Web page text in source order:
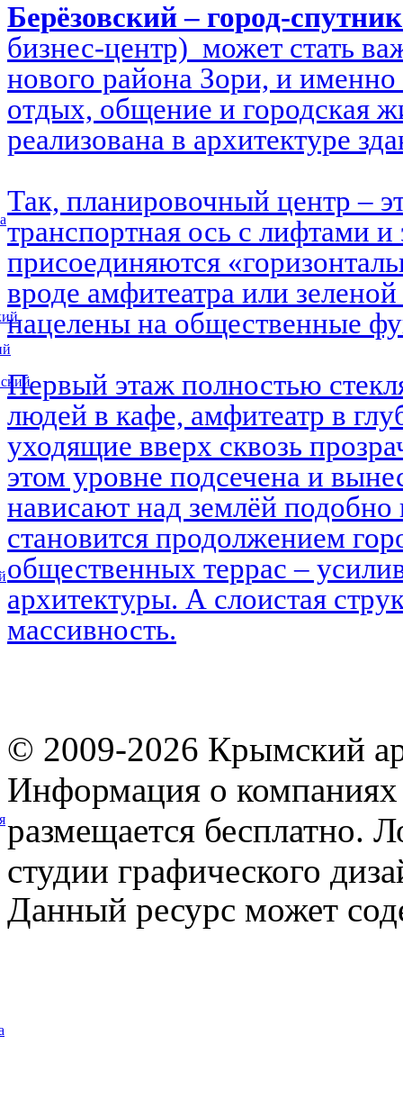
Берёзовский – город-
бизнес-центр) может стать
нового района Зори, и именно
отдых, общение и городская
реализована в архитектуре
Так, планировочный центр –
транспортная ось с лифтами и
присоединяются
вроде амфитеатра или
нацелены на общественные
Первый этаж полностью
людей в кафе, амфитеатр в
уходящие вверх сквозь
этом уровне подсечена и
нависают над землёй
становится продолжением
общественных террас –
архитектуры. А слоистая
массивность.
© 2009-2026 Крымский
Информация о компаниях
размещается бесплатно.
студии графического
Данный ресурс может